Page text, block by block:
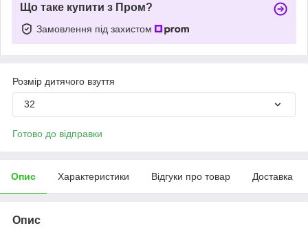
Що таке купити з Пром?
Замовлення під захистом
Розмір дитячого взуття
32
Готово до відправки
Опис Характеристики Відгуки про товар Доставка
Опис